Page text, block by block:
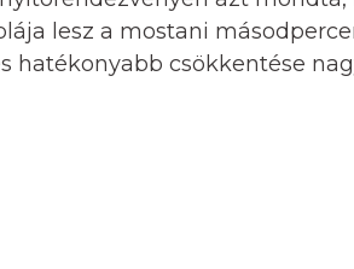
lesz a mostani
csökkentése